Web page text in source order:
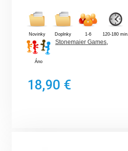
Novinky Doplnky 1-6 120-180 min.
Áno
Stonemaier Games,
18,90 €